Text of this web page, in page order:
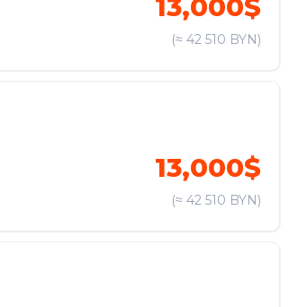
13,000$
(≈ 42 510 BYN)
13,000$
(≈ 42 510 BYN)